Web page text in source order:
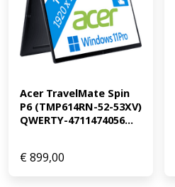
Acer TravelMate Spin
P6 (TMP614RN-52-53XV)
QWERTY-4711474056...
€899,00